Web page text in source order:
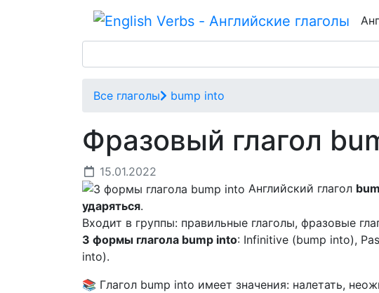
Все глаголы bump into
Фразовый глагол
15.01.2022
Английский глагол
ударяться.
Входит в группы: правильные глаголы, фразовые
3 формы глагола bump into: Infinitive (bump into),
into).
📚 Глагол bump into имеет значения: налетать,